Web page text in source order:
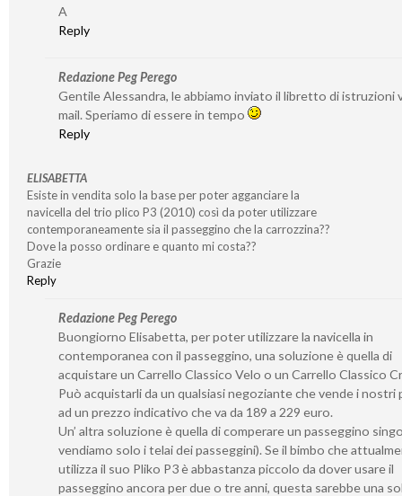
A
Reply
Redazione Peg Perego
Gentile Alessandra, le abbiamo inviato il libretto di istruzioni
mail. Speriamo di essere in tempo
Reply
ELISABETTA
Esiste in vendita solo la base per poter agganciare la
navicella del trio plico P3 (2010) così da poter utilizzare
contemporaneamente sia il passeggino che la carrozzina??
Dove la posso ordinare e quanto mi costa??
Grazie
Reply
Redazione Peg Perego
Buongiorno Elisabetta, per poter utilizzare la navicella in
contemporanea con il passeggino, una soluzione è quella di
acquistare un Carrello Classico Velo o un Carrello Classico
Può acquistarli da un qualsiasi negoziante che vende i
ad un prezzo indicativo che va da 189 a 229 euro.
Un’ altra soluzione è quella di comperare un passeggino
vendiamo solo i telai dei passeggini). Se il bimbo che
utilizza il suo Pliko P3 è abbastanza piccolo da dover usare il
passeggino ancora per due o tre anni, questa sarebbe una